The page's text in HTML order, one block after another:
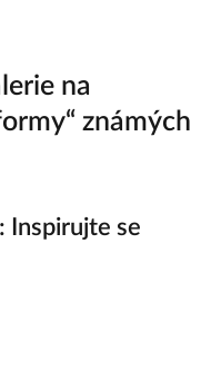
na
známých
Inspirujte se